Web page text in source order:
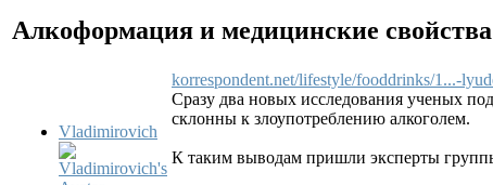
Алкоформация и медицинские
Vladimirovich
korrespondent.net/lifestyle/fooddrinks/1...-
Сразу два новых исследования ученых
склонны к злоупотреблению алкоголем.
К таким выводам пришли эксперты